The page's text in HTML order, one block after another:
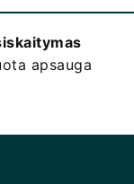
apsauga